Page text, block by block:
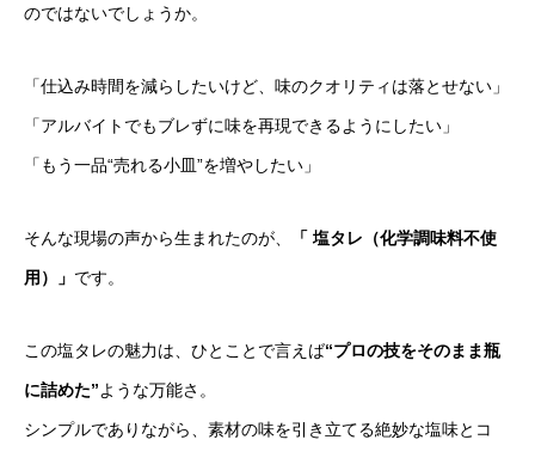
のではないでしょうか。
「仕込み時間を減らしたいけど、味のクオリティは落とせない」
「アルバイトでもブレずに味を再現できるようにしたい」
「もう一品“売れる小皿”を増やしたい」
そんな現場の声から生まれたのが、 「 塩タレ（化学調味料不使
用）」 です。
この塩タレの魅力は、ひとことで言えば“プロの技をそのまま瓶
に詰めた”ような万能さ。
シンプルでありながら、素材の味を引き立てる絶妙な塩味とコ